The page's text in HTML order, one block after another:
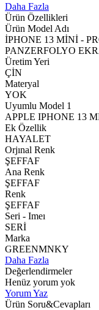
Daha Fazla
Ürün Özellikleri
Ürün Model Adı
İPHONE 13 MİNİ -
PANZERFOLYO
Üretim Yeri
ÇİN
Materyal
YOK
Uyumlu Model 1
APPLE IPHONE 13
Ek Özellik
HAYALET
Orjınal Renk
ŞEFFAF
Ana Renk
ŞEFFAF
Renk
ŞEFFAF
Seri - Imeı
SERİ
Marka
GREENMNKY
Daha Fazla
Değerlendirmeler
Henüz yorum yok
Yorum Yaz
Ürün Soru&Cevapları